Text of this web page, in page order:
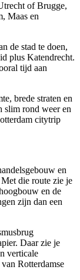
of Brugge,
Maas en
de stad te doen,
plus Katendrecht.
tijd aan
brede straten en
slim rond weer en
citytrip
en
die route zie je
en de
zijn dan een
Daar zie je
verticale
Rotterdamse